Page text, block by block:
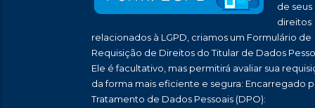
de seus
direitos
relacionados à LGPD, criamos um Formulário de
Requisição de Direitos do Titular de Dados
Ele é facultativo, mas permitirá avaliar sua
da forma mais eficiente e segura: Encarregado
Tratamento de Dados Pessoais (DPO):